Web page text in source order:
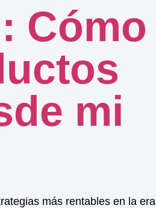
Cómo
mi
más rentables en la era